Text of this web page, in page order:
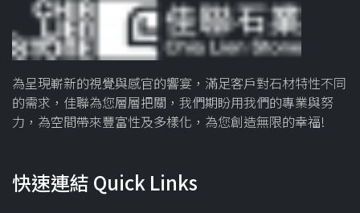
為呈現嶄新的視覺與感官的響宴，滿足客戶對石材特性不同
的需求，佳聯為您層層把關，我們期盼用我們的專業與努
力，為空間帶來豐富性及多樣化，為您創造無限的幸福!
快速連結 Quick Links